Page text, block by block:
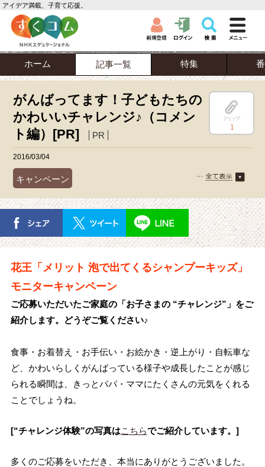
アイデア満載、子育て応援。
ホーム 記事一覧 特集
がんばってます！子どもたちの
かわいいチャレンジ♪（コメン
ト編）[PR]
PR
クリップ
1
2016/03/04
キャンペーン
花王「メリット 泡で出てくるシャンプーキッズ」
モニターキャンペーン
ご応募いただいたご家庭の「お子さまの “チャレンジ”」をご
紹介します。どうぞご覧ください♪
食事・お着替え・お手伝い・お絵かき・逆上がり・自転車な
ど、かわいらしくがんばっている様子や成長したことが感じ
られる瞬間は、きっとパパ・ママにたくさんの元気をくれる
ことでしょうね。
[“チャレンジ体験”の写真はこちらでご紹介しています。]
多くのご応募をいただき、本当にありがとうございました。